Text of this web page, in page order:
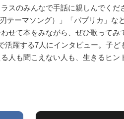
スのみんなで手話に親しんでくだ
テーマソング）」「パプリカ」な
せて本をみながら、ぜひ歌ってみ
活躍する7人にインタビュー。子
も聞こえない人も、生きるヒン